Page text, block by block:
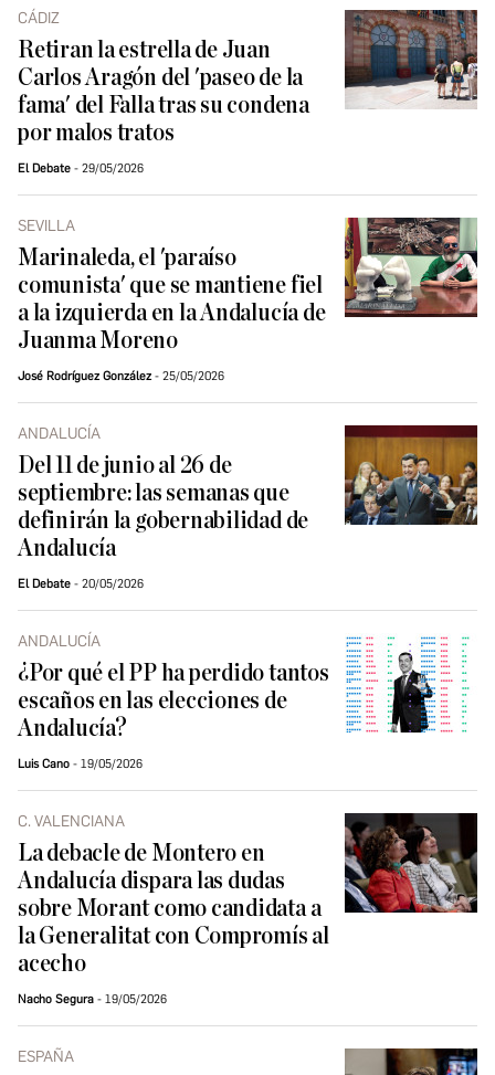
CÁDIZ
Retiran la estrella de Juan
Carlos Aragón del 'paseo de la
fama' del Falla tras su condena
por malos tratos
El Debate 29/05/2026
SEVILLA
Marinaleda, el 'paraíso
comunista' que se mantiene fiel
a la izquierda en la Andalucía de
Juanma Moreno
José Rodríguez González 25/05/2026
ANDALUCÍA
Del 11 de junio al 26 de
septiembre: las semanas que
definirán la gobernabilidad de
Andalucía
El Debate 20/05/2026
ANDALUCÍA
¿Por qué el PP ha perdido tantos
escaños en las elecciones de
Andalucía?
Luis Cano 19/05/2026
C. VALENCIANA
La debacle de Montero en
Andalucía dispara las dudas
sobre Morant como candidata a
la Generalitat con Compromís al
acecho
Nacho Segura 19/05/2026
ESPAÑA